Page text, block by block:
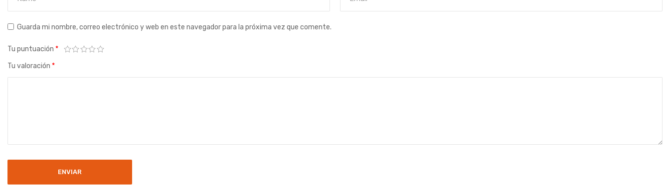
Guarda mi nombre, correo electrónico y web en este navegador para la próxima vez que comente.
Tu puntuación *
Tu valoración *